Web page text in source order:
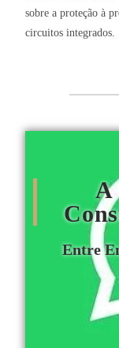
sobre a proteção à
circuitos integrados.
A
Entre